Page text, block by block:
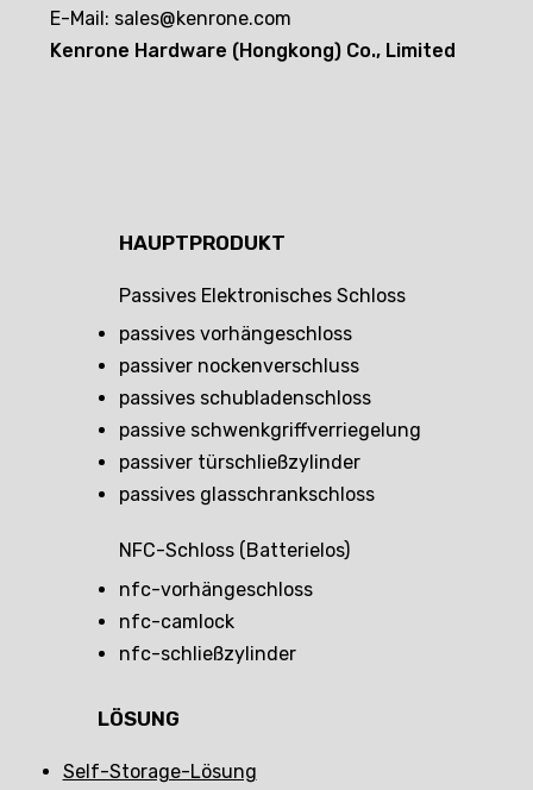
E-Mail: sales@kenrone.com
Kenrone Hardware (Hongkong) Co., Limited
HAUPTPRODUKT
Passives Elektronisches Schloss
passives vorhängeschloss
passiver nockenverschluss
passives schubladenschloss
passive schwenkgriffverriegelung
passiver türschließzylinder
passives glasschrankschloss
NFC-Schloss (batterielos)
nfc-vorhängeschloss
nfc-camlock
nfc-schließzylinder
LÖSUNG
Self-Storage-Lösung